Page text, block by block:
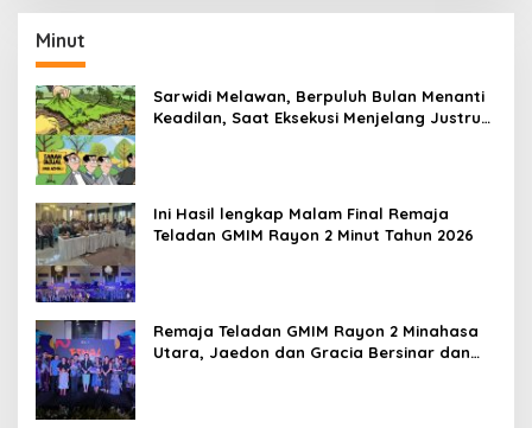
Minut
Sarwidi Melawan, Berpuluh Bulan Menanti
Keadilan, Saat Eksekusi Menjelang Justru
Ini Hasil lengkap Malam Final Remaja
Teladan GMIM Rayon 2 Minut Tahun 2026
Remaja Teladan GMIM Rayon 2 Minahasa
Utara, Jaedon dan Gracia Bersinar dan